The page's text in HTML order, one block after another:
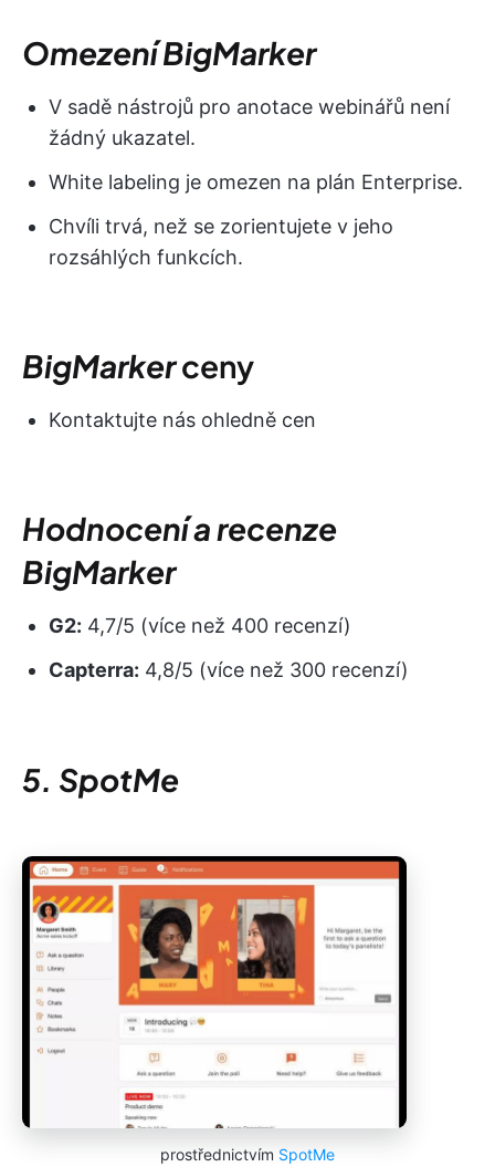
Omezení BigMarker
V sadě nástrojů pro anotace webinářů není
žádný ukazatel.
White labeling je omezen na plán Enterprise.
Chvíli trvá, než se zorientujete v jeho
rozsáhlých funkcích.
BigMarkerceny
Kontaktujte nás ohledně cen
Hodnocení a recenze
BigMarker
G2: 4,7/5 (více než 400 recenzí)
Capterra: 4,8/5 (více než 300 recenzí)
5. SpotMe
prostřednictvím SpotMe